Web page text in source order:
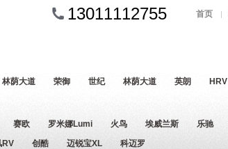
13011112755 首页
林荫大道 荣御 世纪 林荫大道 英朗 HRV
赛欧 罗米娜Lumi 火鸟 埃威兰斯 乐驰
RV 创酷 迈锐宝XL 科迈罗